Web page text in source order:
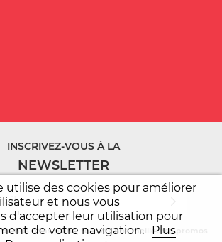
des cookies pour améliorer
et nous vous
d'accepter leur utilisation pour
de votre navigation.
Plus
INSCRIVEZ-VOUS À LA
NEWSLETTER
nos bons plans, recevez nos meilleures promos